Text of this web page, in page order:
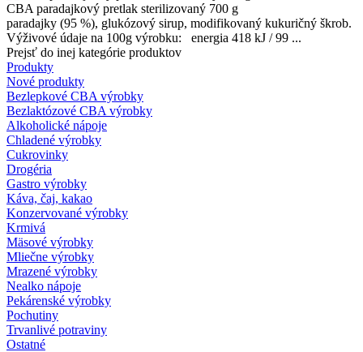
CBA paradajkový pretlak sterilizovaný 700 g
paradajky (95 %), glukózový sirup, modifikovaný kukuričný škrob.
Výživové údaje na 100g výrobku: energia 418 kJ / 99 ...
Prejsť do inej kategórie produktov
Produkty
Nové produkty
Bezlepkové CBA výrobky
Bezlaktózové CBA výrobky
Alkoholické nápoje
Chladené výrobky
Cukrovinky
Drogéria
Gastro výrobky
Káva, čaj, kakao
Konzervované výrobky
Krmivá
Mäsové výrobky
Mliečne výrobky
Mrazené výrobky
Nealko nápoje
Pekárenské výrobky
Pochutiny
Trvanlivé potraviny
Ostatné